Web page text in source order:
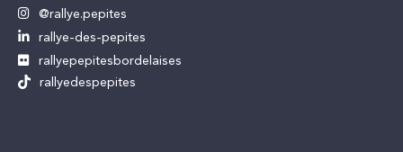
@rallye.pepites
rallye-des-pepites
rallyepepitesbordelaises
rallyedespepites